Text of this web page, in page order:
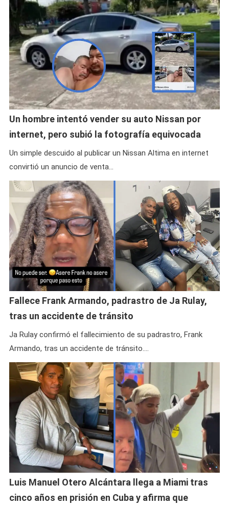
Un hombre intentó vender su auto Nissan por
internet, pero subió la fotografía equivocada
Un simple descuido al publicar un Nissan Altima en internet
convirtió un anuncio de venta…
Fallece Frank Armando, padrastro de Ja Rulay,
tras un accidente de tránsito
Ja Rulay confirmó el fallecimiento de su padrastro, Frank
Armando, tras un accidente de tránsito.…
Luis Manuel Otero Alcántara llega a Miami tras
cinco años en prisión en Cuba y afirma que